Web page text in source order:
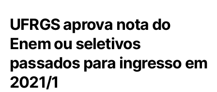
UFRGS aprova nota do
Enem ou seletivos
passados para ingresso em
2021/1